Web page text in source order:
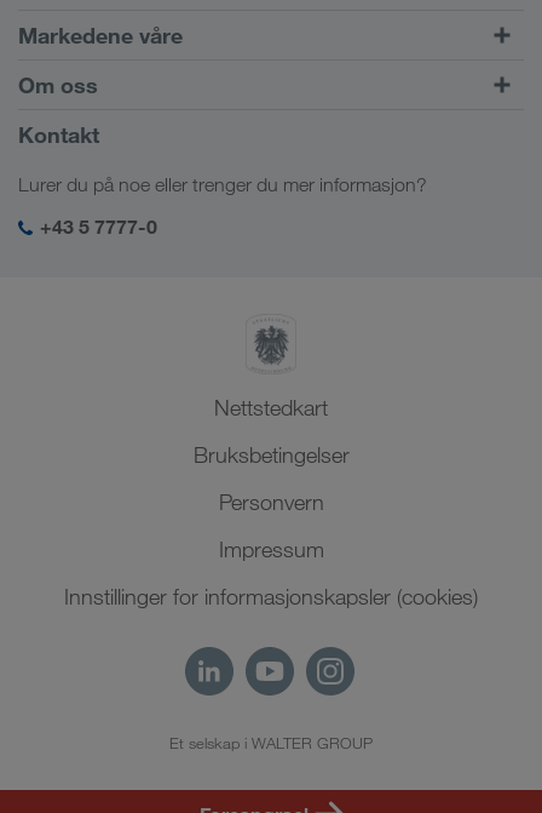
Veitransport
Kundeportalen CONNECT
Digitale løsninger
Bransjeløsninger
Markedene våre
Europa
Kaukasus
Sentral-Asia
Midtøsten
Om oss
Firmainformasjon
Sosialt ansvar
HMS & kvalitetssikring
Kontakt
Lurer du på noe eller trenger du mer informasjon?
+43 5 7777-0
Nettstedkart
Bruksbetingelser
Personvern
Impressum
Innstillinger for informasjonskapsler (cookies)
Et selskap i WALTER GROUP